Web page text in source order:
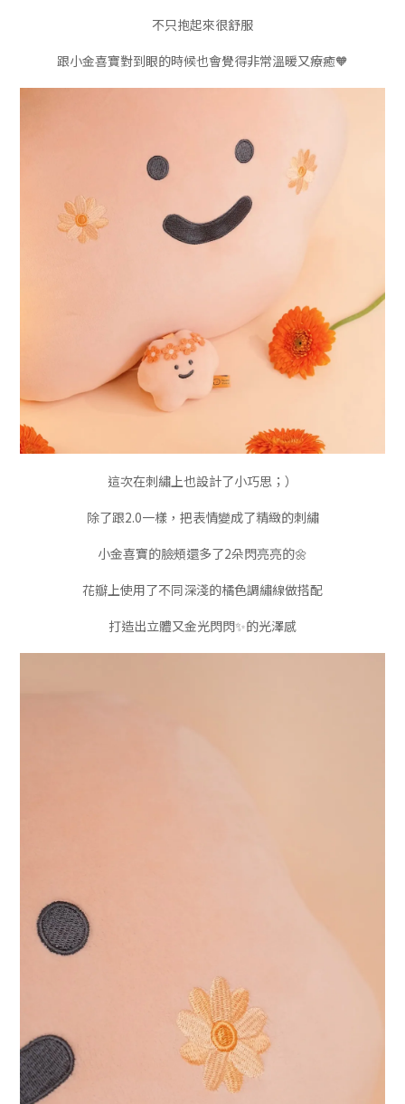
不只抱起來很舒服
跟小金喜寶對到眼的時候也會覺得非常溫暖又療癒🧡
這次在刺繡上也設計了小巧思；）
除了跟2.0一樣，把表情變成了精緻的刺繡
小金喜寶的臉頰還多了2朵閃亮亮的🌼
花瓣上使用了不同深淺的橘色調繡線做搭配
打造出立體又金光閃閃✨的光澤感